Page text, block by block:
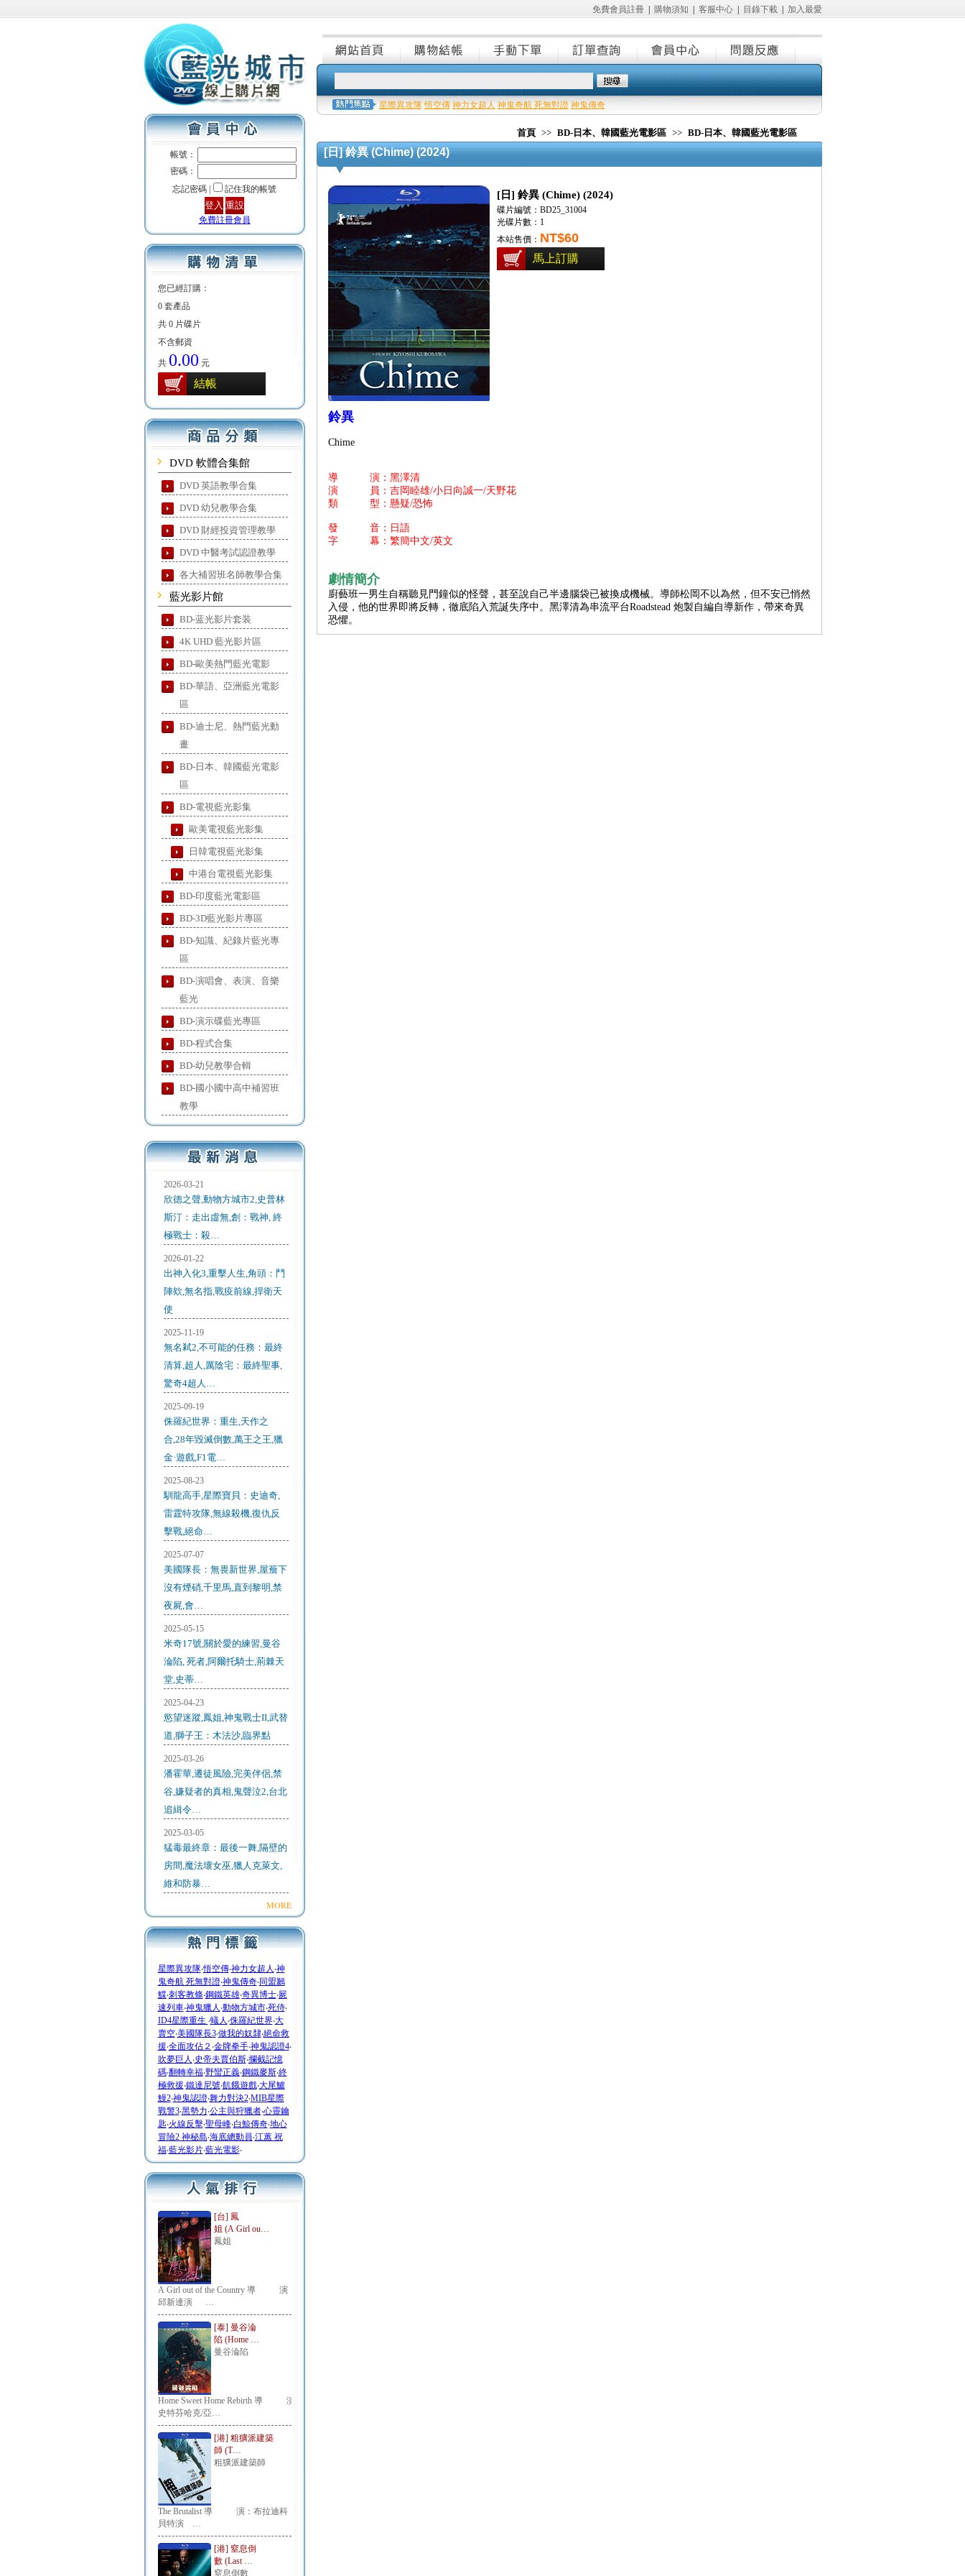
免費會員註冊| 購物須知 客服中心| 目錄下載| 加入最愛
帳號：
密碼：
忘記密碼 |
記住我的帳號
免費註冊會員
您已經訂購：
0 套產品
共 0 片碟片
不含郵資
共 0.00 元
結帳
DVD 軟體合集館
DVD 英語教學合集
DVD 幼兒教學合集
DVD 財經投資管理教學
DVD 中醫考試認證教學
各大補習班名師教學合集
藍光影片館
BD-蓝光影片套装
4K UHD 藍光影片區
BD-歐美熱門藍光電影
BD-華語、亞洲藍光電影
區
BD-迪士尼、熱門藍光動
畫
BD-日本、韓國藍光電影
區
BD-電視藍光影集
歐美電視藍光影集
日韓電視藍光影集
中港台電視藍光影集
BD-印度藍光電影區
BD-3D藍光影片專區
BD-知識、紀錄片藍光專
區
BD-演唱會、表演、音樂
藍光
BD-演示碟藍光專區
BD-程式合集
BD-幼兒教學合輯
BD-國小國中高中補習班
教學
2026-03-21
欣德之聲,動物方城市2,史普林
斯汀：走出虛無,創：戰神, 終
極戰士：殺…
2026-01-22
出神入化3,重擊人生,角頭：鬥
陣欸,無名指,戰疫前線,捍衛天
使
2025-11-19
無名弒2,不可能的任務：最終
清算,超人,厲陰宅：最終聖事,
驚奇4超人…
2025-09-19
侏羅紀世界：重生,天作之
合,28年毀滅倒數,萬王之王,獵
金·遊戲,F1電…
2025-08-23
馴龍高手,星際寶貝：史迪奇,
雷霆特攻隊,無線殺機,復仇反
擊戰,絕命…
2025-07-07
美國隊長：無畏新世界,屋簷下
沒有煙硝,千里馬,直到黎明,禁
夜屍,會…
2025-05-15
米奇17號,關於愛的練習,曼谷
淪陷, 死者,阿爾托騎士,荊棘天
堂,史蒂…
2025-04-23
慾望迷蹤,鳳姐,神鬼戰士II,武替
道,獅子王：木法沙,臨界點
2025-03-26
潘霍華,遷徒風險,完美伴侶,禁
谷,嫌疑者的真相,鬼聲泣2,台北
追緝令…
2025-03-05
猛毒最終章：最後一舞,隔壁的
房間,魔法壞女巫,獵人克萊文,
維和防暴…
MORE
星際異攻隊‧悟空傳‧神力女超人 ‧神
鬼奇航 死無對證‧神鬼傳奇‧同盟鶼
鰈‧刺客教條‧鋼鐵英雄‧奇異博士‧屍
速列車‧神鬼獵人 ‧動物方城市‧死侍‧
ID4星際重生 ‧蟻人 ‧侏羅紀世界‧大
賣空‧美國隊長3‧做我的奴隸‧絕命救
援‧全面攻佔２ ‧金牌拳手‧神鬼認證4‧
吹夢巨人 ‧史帝夫賈伯斯‧攔截記憶
碼‧翻轉幸福‧野蠻正義‧鋼鐵麥斯‧終
極救援‧鐵達尼號‧飢餓遊戲‧大尾鱸
鰻2‧神鬼認證‧舞力對決2‧MIB星際
戰警3‧黑勢力‧公主與狩獵者‧心靈鑰
匙‧火線反擊‧聖母峰‧白鯨傳奇‧地心
冒險2 神秘島‧海底總動員‧江蕙 祝
福‧藍光影片‧藍光電影‧
[台] 鳳
姐 (A Girl ou…
鳳姐
A Girl out of the Country 導 演：
邱新達演 …
[泰] 曼谷淪
陷 (Home …
曼谷淪陷
Home Sweet Home Rebirth 導 演：
史特芬哈克/亞…
[港] 粗獷派建築
師 (T…
粗獷派建築師
The Brutalist 導 演：布拉迪科
貝特演 …
[港] 窒息倒
數 (Last …
窒息倒數
星際異攻隊 悟空傳 神力女超人 神鬼奇航 死無對證 神鬼傳奇
首頁 >> BD-日本、韓國藍光電影區 >> BD-日本、韓國藍光電影區
[日] 鈴異 (Chime) (2024)
[日] 鈴異 (Chime) (2024)
碟片編號：BD25_31004
光碟片數：1
本站售價： NT$60
馬上訂購
鈴異
Chime
導 演：黑澤清
演 員：吉岡睦雄/小日向誠一/天野花
類 型：懸疑/恐怖
發 音：日語
字 幕：繁簡中文/英文
劇情簡介
廚藝班一男生自稱聽見門鐘似的怪聲，甚至說自己半邊腦袋已被換成機械。導師松岡不以為然，但不安已悄然
入侵，他的世界即將反轉，徹底陷入荒誕失序中。黑澤清為串流平台Roadstead 炮製自編自導新作，帶來奇異
恐懼。